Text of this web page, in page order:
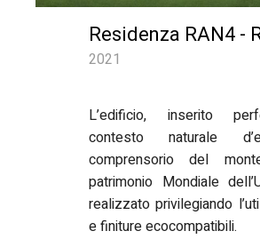
Residenza RAN4 -
2021
L’edificio, inserito
contesto naturale
comprensorio del
patrimonio Mondiale
realizzato privilegiando
e finiture ecocompatibili.